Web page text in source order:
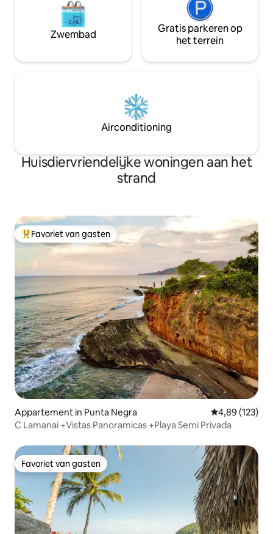
Zwembad
Gratis parkeren op
het terrein
Airconditioning
Huisdiervriendelijke woningen aan het
strand
Topfavoriet van gasten
Favoriet van gasten
Appartement in Punta Negra Gemiddelde
4,89 (123)
C Lamanai +Vistas Panoramicas +Playa Semi Privada
Favoriet van gasten
Favoriet van gasten